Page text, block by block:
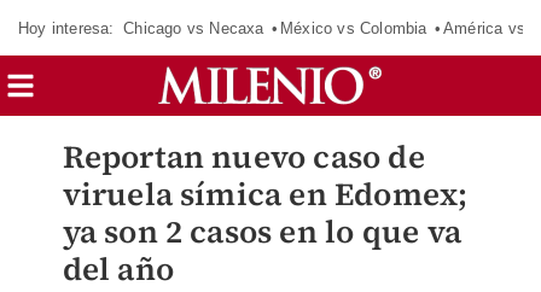
Hoy interesa: Chicago vs Necaxa México vs Colombia América vs
Reportan nuevo caso de
viruela símica en Edomex;
ya son 2 casos en lo que va
del año